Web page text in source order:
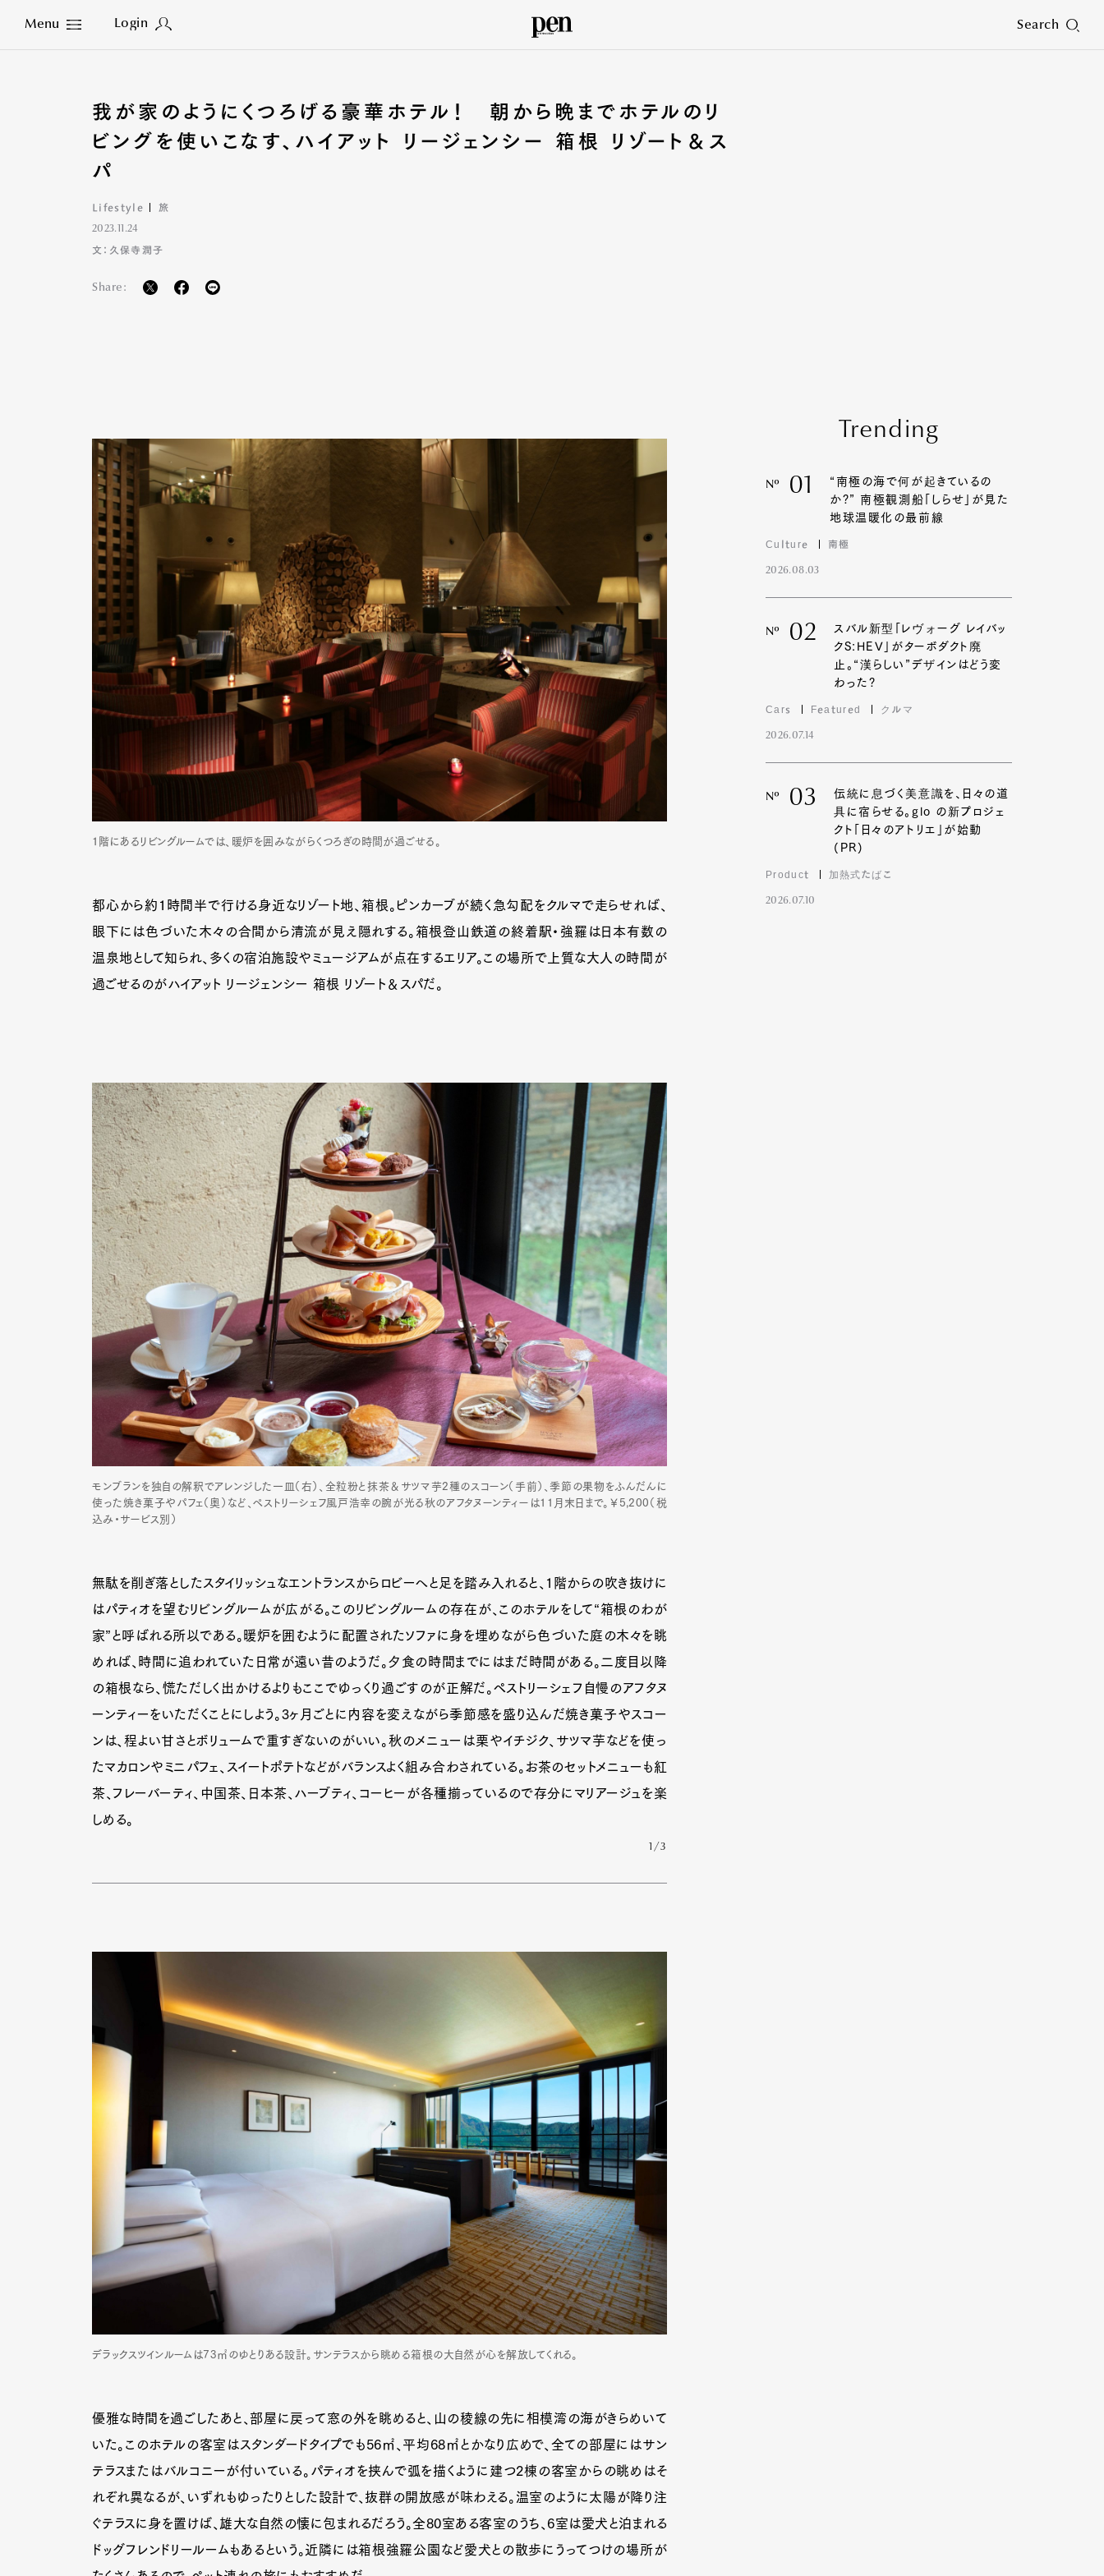
Menu Login Search
Close
Art&Design Watch
Fashion
Gourmet
Cars Product
Culture
我が家のようにくつろげる豪華ホテル！ 朝から晩までホテルのリ
ビングを使いこなす、ハイアット リージェンシー 箱根 リゾート＆ス
パ
Lifestyle 旅
2023.11.24
文：久保寺潤子
Share:
1階にあるリビングルームでは、暖炉を囲みながらくつろぎの時間が過ごせる。
都心から約1時間半で行ける身近なリゾート地、箱根。ピンカーブが続く急勾配をクルマで走らせれば、
眼下には色づいた木々の合間から清流が見え隠れする。箱根登山鉄道の終着駅・強羅は日本有数の
温泉地として知られ、多くの宿泊施設やミュージアムが点在するエリア。この場所で上質な大人の時間が
過ごせるのがハイアット リージェンシー 箱根 リゾート＆スパだ。
モンブランを独自の解釈でアレンジした一皿（右）、全粒粉と抹茶＆サツマ芋2種のスコーン（手前）、季節の果物をふんだんに
使った焼き菓子やパフェ（奥）など、ペストリーシェフ風戸浩幸の腕が光る秋のアフタヌーンティーは11月末日まで。￥5,200（税
込み・サービス別）
無駄を削ぎ落としたスタイリッシュなエントランスからロビーへと足を踏み入れると、1階からの吹き抜けに
はパティオを望むリビングルームが広がる。このリビングルームの存在が、このホテルをして“箱根のわが
家”と呼ばれる所以である。暖炉を囲むように配置されたソファに身を埋めながら色づいた庭の木々を眺
めれば、時間に追われていた日常が遠い昔のようだ。夕食の時間までにはまだ時間がある。二度目以降
の箱根なら、慌ただしく出かけるよりもここでゆっくり過ごすのが正解だ。ペストリーシェフ自慢のアフタヌ
ーンティーをいただくことにしよう。3ヶ月ごとに内容を変えながら季節感を盛り込んだ焼き菓子やスコー
ンは、程よい甘さとボリュームで重すぎないのがいい。秋のメニューは栗やイチジク、サツマ芋などを使っ
たマカロンやミニパフェ、スイートポテトなどがバランスよく組み合わされている。お茶のセットメニューも紅
茶、フレーバーティ、中国茶、日本茶、ハーブティ、コーヒーが各種揃っているので存分にマリアージュを楽
しめる。
1/3
デラックスツインルームは73㎡のゆとりある設計。サンテラスから眺める箱根の大自然が心を解放してくれる。
優雅な時間を過ごしたあと、部屋に戻って窓の外を眺めると、山の稜線の先に相模湾の海がきらめいて
いた。このホテルの客室はスタンダードタイプでも56㎡、平均68㎡とかなり広めで、全ての部屋にはサン
テラスまたはバルコニーが付いている。パティオを挟んで弧を描くように建つ2棟の客室からの眺めはそ
れぞれ異なるが、いずれもゆったりとした設計で、抜群の開放感が味わえる。温室のように太陽が降り注
ぐテラスに身を置けば、雄大な自然の懐に包まれるだろう。全80室ある客室のうち、6室は愛犬と泊まれる
ドッグフレンドリールームもあるという。近隣には箱根強羅公園など愛犬との散歩にうってつけの場所が
Trending
Nº 01
“南極の海で何が起きているの
か?” 南極観測船「しらせ」が見た
地球温暖化の最前線
Culture 南極
2026.08.03
Nº 02
スバル新型「レヴォーグ レイバッ
クS:HEV」がターボダクト廃
止。“漢らしい”デザインはどう変
わった?
Cars Featured クルマ
2026.07.14
Nº 03
伝統に息づく美意識を、日々の道
具に宿らせる。glo の新プロジェ
クト「日々のアトリエ」が始動
(PR)
Product 加熱式たばこ
2026.07.10